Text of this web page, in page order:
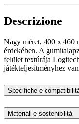
Descrizione
Nagy méret, 400 x 460
érdekében. A
felület textúrája
játékteljesítményhez
Specifiche e
Materiali e sostenibilità